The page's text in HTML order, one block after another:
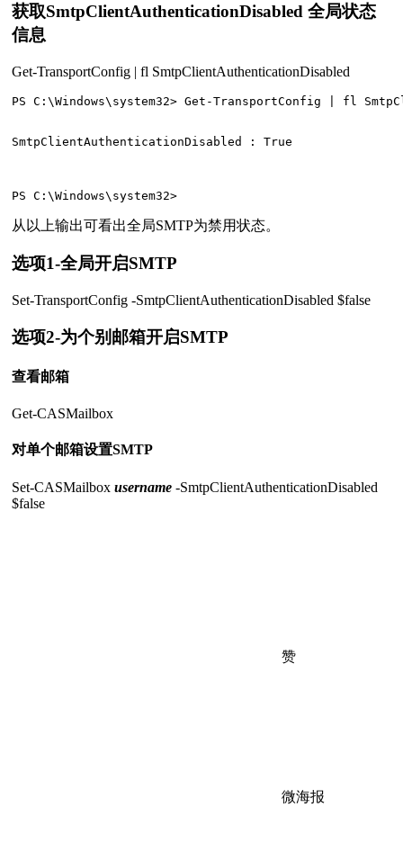
获取SmtpClientAuthenticationDisabled 全局状态
信息
Get-TransportConfig | fl SmtpClientAuthenticationDisabled
PS C:\Windows\system32> Get-TransportConfig | fl
SmtpClientAuthenticationDisabled : True
从以上输出可看出全局SMTP为禁用状态。
选项1-全局开启SMTP
Set-TransportConfig -SmtpClientAuthenticationDisabled $false
选项2-为个别邮箱开启SMTP
查看邮箱
Get-CASMailbox
对单个邮箱设置SMTP
Set-CASMailbox username -SmtpClientAuthenticationDisabled
$false
赞
微海报